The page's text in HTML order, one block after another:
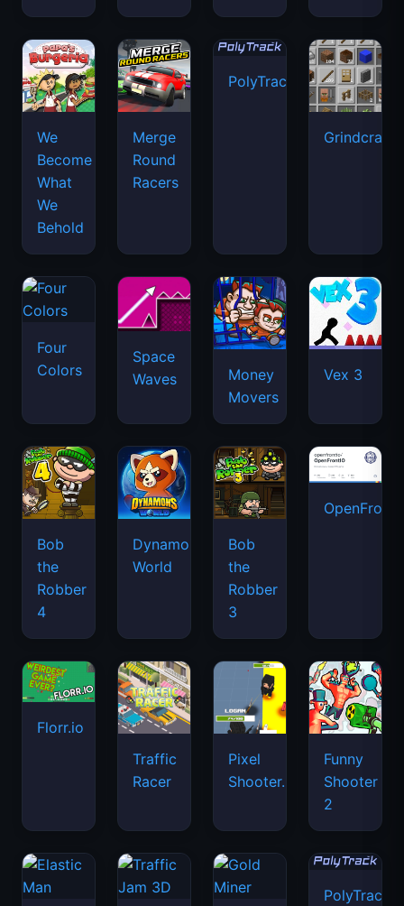
We
Become
What
We
Behold
Merge
Round
Racers
PolyTrack
Grindcraft
Four
Colors
Space
Waves
Money
Movers
Vex 3
Bob
the
Robber
4
Dynamons
World
Bob
the
Robber
3
Florr.io
Traffic
Racer
Pixel
Shooter.IO
Funny
Shooter
2
PolyTrack